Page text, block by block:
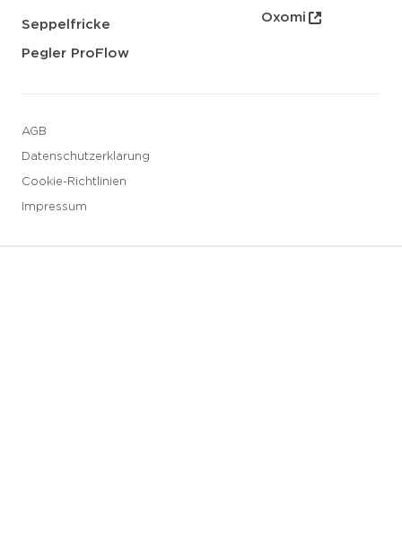
Seppelfricke
Pegler ProFlow
Oxomi
AGB
Datenschutzerklarung
Cookie-Richtlinien
Impressum